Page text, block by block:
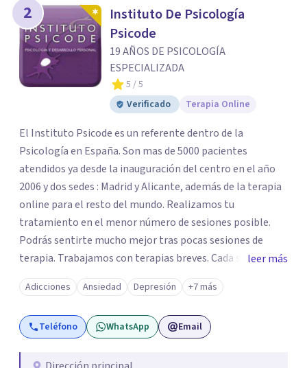
2
Instituto De Psicología
Psicode
19 AÑOS DE PSICOLOGÍA
ESPECIALIZADA
5 / 5
Verificado
Terapia Online
El Instituto Psicode es un referente dentro de la
Psicología en España. Son mas de 5000 pacientes
atendidos ya desde la inauguración del centro en el año
2006 y dos sedes : Madrid y Alicante, además de la terapia
online para el resto del mundo. Realizamos tu
tratamiento en el menor número de sesiones posible.
Podrás sentirte mucho mejor tras pocas sesiones de
terapia. Trabajamos con terapias breves. Cada sesión de
terapia te resultará de utilidad y te ayudará a conseguir
tus objetivos. Entre nuestras especialidades destaca la
terapia de pareja y sexual, así como el tratamiento de
problemas emocionales, obsesiones, ansiedad , estrés,
leer más
Adicciones Ansiedad Depresión +7 más
Teléfono WhatsApp Email